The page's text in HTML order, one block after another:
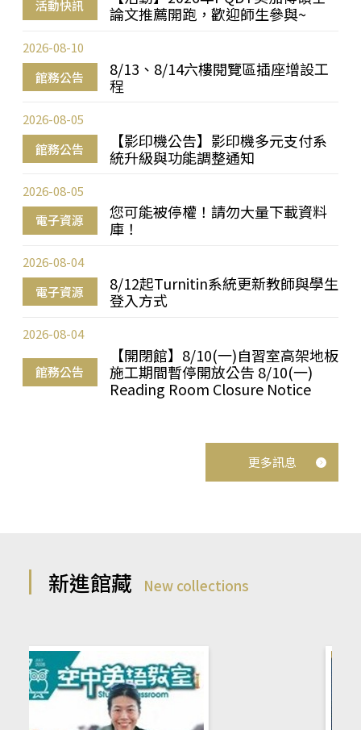
活動快訊
論文推薦開跑，歡迎師生參與~
館務公告
8/13、8/14六樓閱覽區插座增設工
程
2026-08-10
館務公告
【影印機公告】影印機多元支付系
統升級與功能調整通知
2026-08-05
電子資源
您可能被停權！請勿大量下載資料
庫！
2026-08-05
電子資源
8/12起Turnitin系統更新教師與學生
登入方式
2026-08-04
館務公告
【開閉館】8/10(一)自習室高架地板
施工期間暫停開放公告 8/10(一)
Reading Room Closure Notice
2026-08-04
更多訊息
新進館藏 New collections